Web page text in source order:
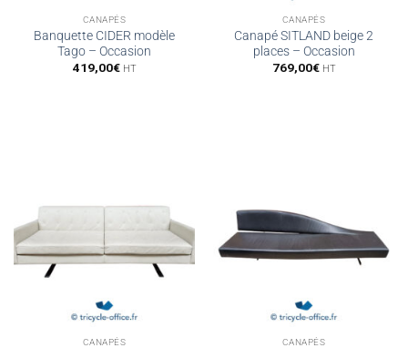
CANAPÉS
Banquette CIDER modèle
Tago – Occasion
419,00€ HT
CANAPÉS
Canapé SITLAND beige 2
places – Occasion
769,00€ HT
CANAPÉS CANAPÉS